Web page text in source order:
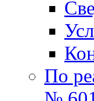
По